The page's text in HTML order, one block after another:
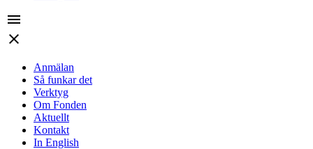
menu
close
Anmälan
Så funkar det
Verktyg
Om Fonden
Aktuellt
Kontakt
In English